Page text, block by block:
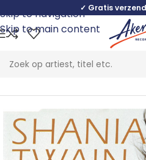
Skip to navigation
Skip to main content
✓ Gratis
Home Rock